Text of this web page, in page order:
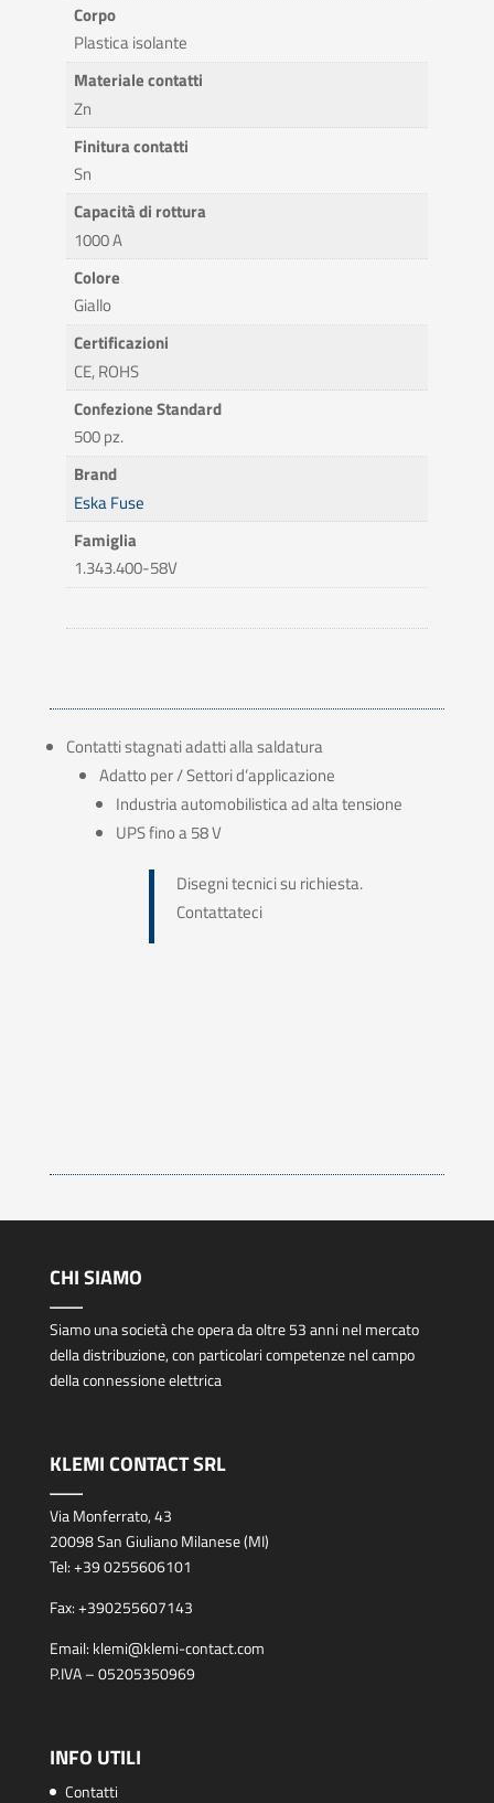
Corpo
Plastica isolante
Materiale contatti
Zn
Finitura contatti
Sn
Capacità di rottura
1000 A
Colore
Giallo
Certificazioni
CE, ROHS
Confezione Standard
500 pz.
Brand
Eska Fuse
Famiglia
1.343.400-58V
Contatti stagnati adatti alla saldatura
Adatto per / Settori d’applicazione
Industria automobilistica ad alta tensione
UPS fino a 58 V
Disegni tecnici su richiesta.
Contattateci
CHI SIAMO
Siamo una società che opera da oltre 53 anni nel mercato
della distribuzione, con particolari competenze nel campo
della connessione elettrica
KLEMI CONTACT SRL
Via Monferrato, 43
20098 San Giuliano Milanese (MI)
Tel:+39 0255606101
Fax:+390255607143
Email: klemi@klemi-contact.com
P.IVA – 05205350969
INFO UTILI
Contatti